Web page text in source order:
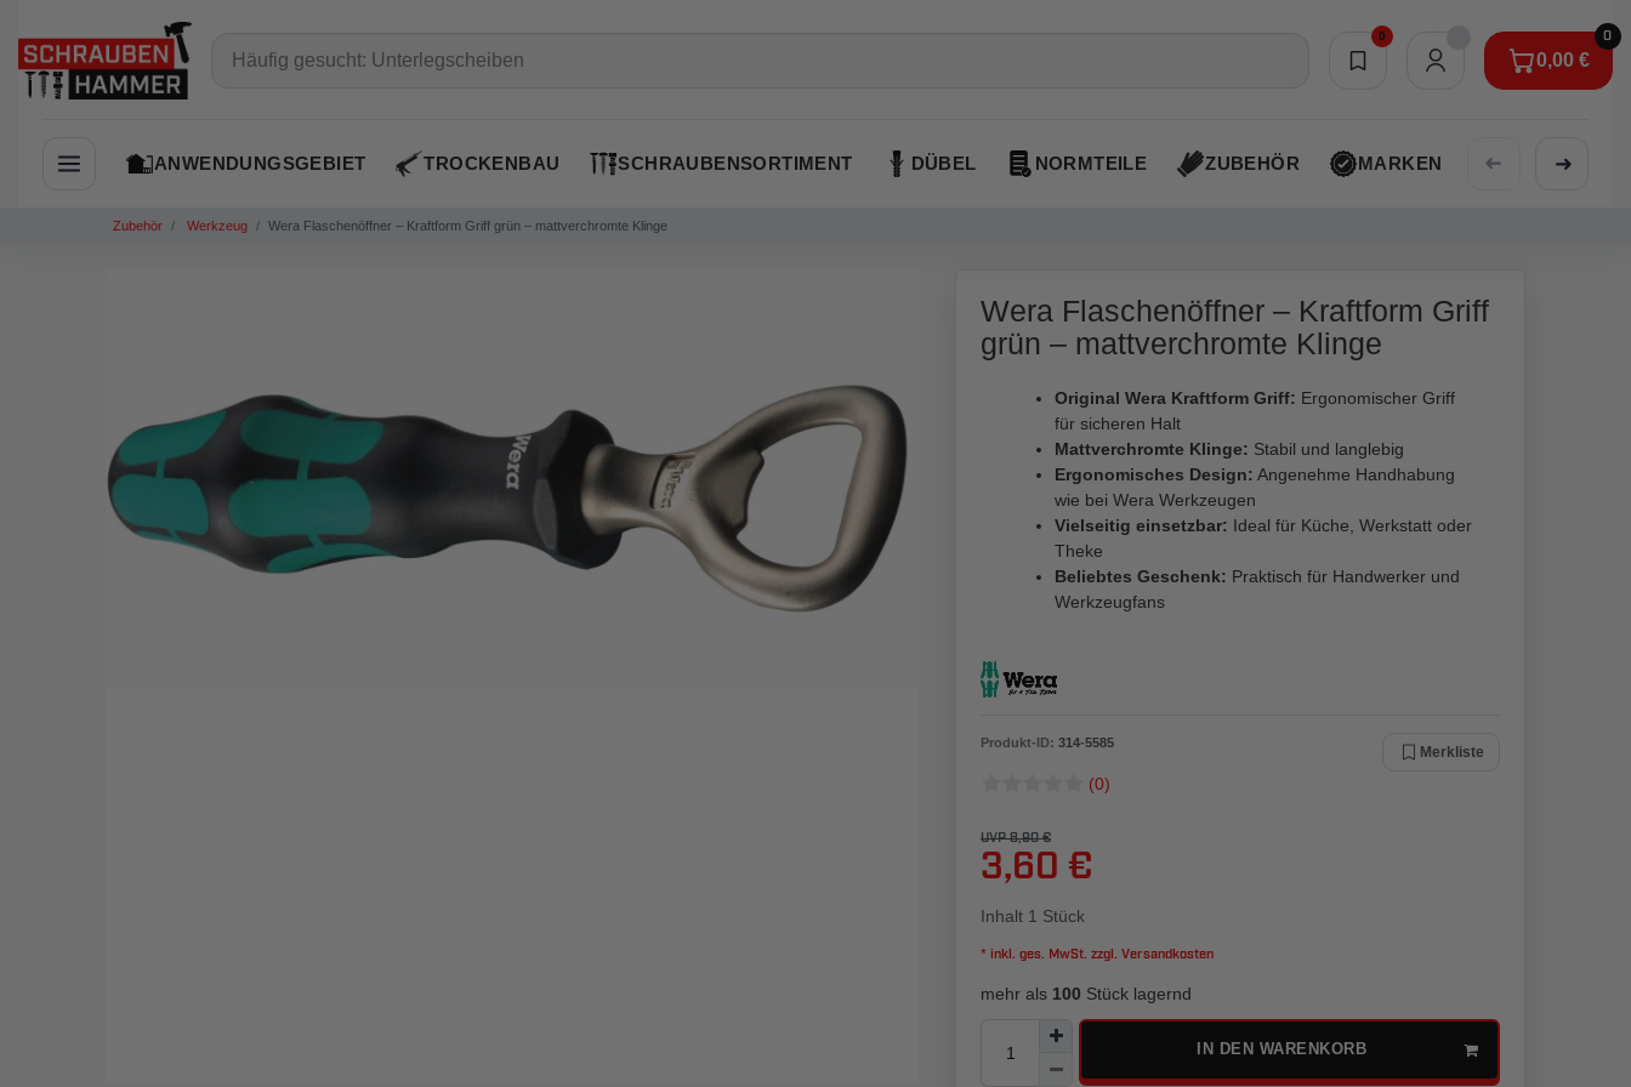
0
Merkliste
0
0,00 €
0,00 €
Navigation öffnen
ANWENDUNGSGEBIET TROCKENBAU SCHRAUBENSORTIMENT DÜBEL NORMTEILE ZUBEHÖR MARKEN AKTIONEN
➜ ➜
Zubehör Werkzeug Wera Flaschenöffner – Kraftform Griff grün – mattverchromte Klinge
Wera Flaschenöffner – Kraftform Griff
grün – mattverchromte Klinge
Original Wera Kraftform Griff: Ergonomischer Griff
für sicheren Halt
Mattverchromte Klinge: Stabil und langlebig
Ergonomisches Design: Angenehme Handhabung
wie bei Wera Werkzeugen
Vielseitig einsetzbar: Ideal für Küche, Werkstatt oder
Theke
Beliebtes Geschenk: Praktisch für Handwerker und
Werkzeugfans
Produkt-ID: 314-5585
Merkliste
(0)
UVP 8,90 €
3,60 €
Inhalt 1 Stück
* inkl. ges. MwSt. zzgl. Versandkosten
mehr als 100 Stück lagernd
IN DEN WARENKORB